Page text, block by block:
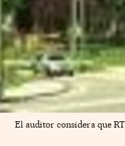
El auditor considera que